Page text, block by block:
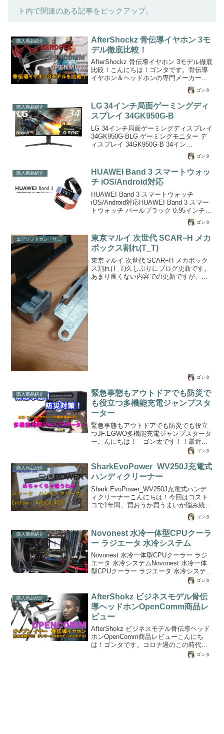
ト内で関連のある記事をピックアップ。
購入商品紹介
AfterShockz 骨伝導イヤホン 3モ
デル徹底比較！
AfterShockz 骨伝導イヤホン 3モデル徹底
比較！こんにちは！ゴンタです。骨伝導
イヤホン＆ヘッドホンの専門メーカー
AfterShockzさんから商品を提供いただい
て3つのモデルを前回、商品レビューしま
したが、せっかくなので3モデルの比較を
してみたいと思います。3つのモデル（ハ
イエンドモデルのAeropex、ビジネスモデ
ルのOpenComm、エントリーモデルの
OpenMove)の商品レビューは下記をご覧
ください。AfterShockzの3モデルのパッ
ケージと内容物の違いを比較！
ゴンタ
購入商品紹介
LG 34インチ局面ゲーミングディ
スプレイ 34GK950G-B
LG 34インチ局面ゲーミングディスプレイ
34GK950G-BLG ゲーミングモニター デ
ィスプレイ 34GK950G-B 34イン
チ/3440×1440ウルトラワイド/Nano
IPS/G-Sync対応/DisplayPort・HDMI/高さ
調節、ピボット対応ゲーミングディスプ
レイもかなり安くなってきましたが、や
はり大きくワイドになればなるほど平面
ではサイド距離が生まれるため、見辛く
なってしまいます。LGのゲーミングモニ
タは34インチで曲面ディスプレイを採用
しており、画面の両サイドの動きにも対
ゴンタ
購入商品紹介
HUAWEI Band 3 スマートウォッ
チ iOS/Android対応
HUAWEI Band 3 スマートウォッチ
iOS/Android対応HUAWEI Band 3 スマー
トウォッチ パールブラック 0.95インチ
カラータッチスクリーン 5気圧耐水
iOS/Android対応 BAND 3/PEARL BK/Aフ
ァーウェイのカラー有機ディスプレイ ス
マートウォッチが新しくなりました。
iOS/Android対応で従来モデル「HUAWEI
Band 2」からHUAWEI Band 3 へとバー
ジョンアップした今回のモデルはカラー
がパールブラック、コーラルオレンジ、
オーロラ...
ゴンタ
エアソフトガン・サバイバルゲーム
東京マルイ 次世代 SCAR−H メカ
ボックス割れ(T_T)
東京マルイ 次世代 SCAR−H メカボック
ス割れ(T_T)久しぶりにブログ更新です。
あまり良くない内容での更新ですが、東
ゴンタ
購入商品紹介
緊急事態もアウトドアでも防災で
も役立つ多機能充電ジャンプスタ
ーター
緊急事態もアウトドアでも防災でも役立
つJF.EGWO多機能充電ジャンプスタータ
ーこんにちは！ ゴン太です！！最近、
地震が多く地球活動期＆日本列島も活動
気に入ってるとニュースでもやってまし
たね・・。 さらに気候変動による災害
も毎年のように発生しており、一体どう
なってるんだ？ これからどうなるん
だ・・・ なんて考えてしまいますよ
ね！今日は商品開封レビューで「アウト
ドアでも防災でも、突然の緊急事態に」
対応できる多機能モバイルバッテリーを
紹介したいと思います。 モバイルバッ
テリーと書きましたが、エアーコンプレ
ッサ...
ゴンタ
購入商品紹介
SharkEvoPower_WV250J充電式
ハンディクリーナー
Shark EvoPower_WV250J充電式ハンデ
ィクリーナーこんにちは！今回はコスト
コで1年間、買おうか買うまいか悩み続け
た充電式のハンディクリーナー いわゆ
るコンパクト掃除機を購入したので、そ
の使い勝手の良さなどを標品レビューし
てみたいと思います。この商品や関連商
品を購入しようかどうか迷っている方の
お役に立てるといいのですが・・。Shark
EVOPOWER シリーズの初期型モデルコ
ストコで1年前から気になって、購入しよ
うか悩みに悩んでいました。その理由は
Shark EVOPOWER シリーズの初...
ゴンタ
購入商品紹介
Novonest 水冷一体型CPUクーラ
ー ラジエータ 水冷システム
Novonest 水冷一体型CPUクーラー ラジ
エータ 水冷システムNovonest 水冷一体
型CPUクーラー ラジエータ 水冷システム
PWMファン超静音 LEDリング搭載
日から気温も上がってきて春から初夏の
風を感じましたが、どちらかと言うと今
年の夏も暑いぞって感じの予告に思えま
した。。私が使っているパソコンはi7で
も古いタイプのLGA1366 のソケットタイ
プのCPUで爆熱です。ヒートシンクでは
到底排熱が間に合わず、部屋は暖房器具
ゴンタ
購入商品紹介
AfterShokz ビジネスモデル骨伝
導ヘッドホンOpenComm商品レ
ビュー
AfterShokz ビジネスモデル骨伝導ヘッド
ホンOpenComm商品レビューこんにち
は！ゴンタです。コロナ過のこの時代、
世の中は人間の環境破壊によるツケが回
ってきている状況下でダブルパンチで辛
ゴンタ